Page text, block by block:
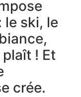
le ski, le
! Et
crée.